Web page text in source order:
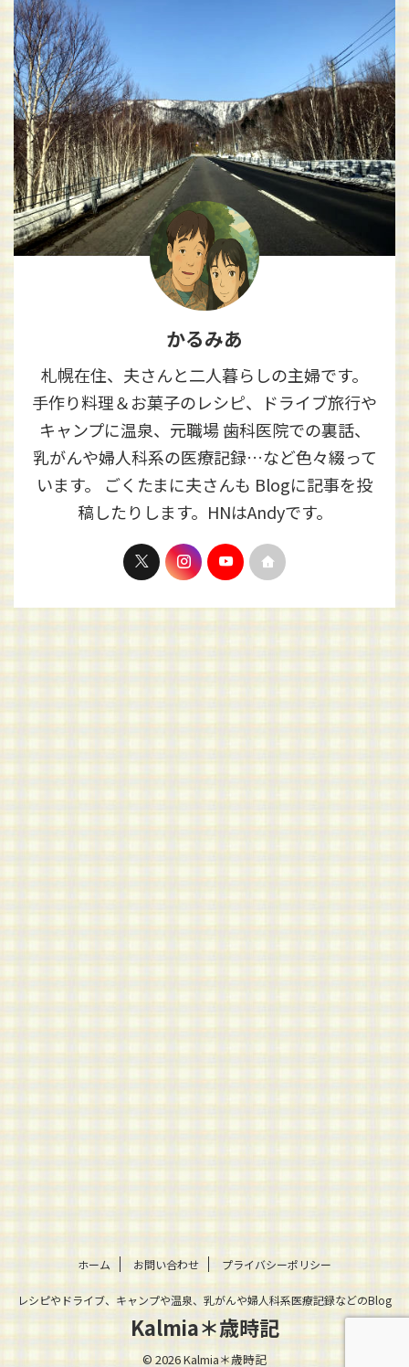
かるみあ
札幌在住、夫さんと二人暮らしの主婦です。
手作り料理＆お菓子のレシピ、ドライブ旅行や
キャンプに温泉、元職場 歯科医院での裏話、
乳がんや婦人科系の医療記録…など色々綴って
います。 ごくたまに夫さんも Blogに記事を投
稿したりします。HNはAndyです。
ホーム お問い合わせ プライバシーポリシー
レシピやドライブ、キャンプや温泉、乳がんや婦人科系医療記録などのBlog
Kalmia＊歳時記
© 2026 Kalmia＊歳時記